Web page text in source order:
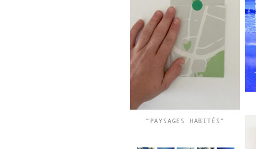
“PAYSAGES HABITÉS”